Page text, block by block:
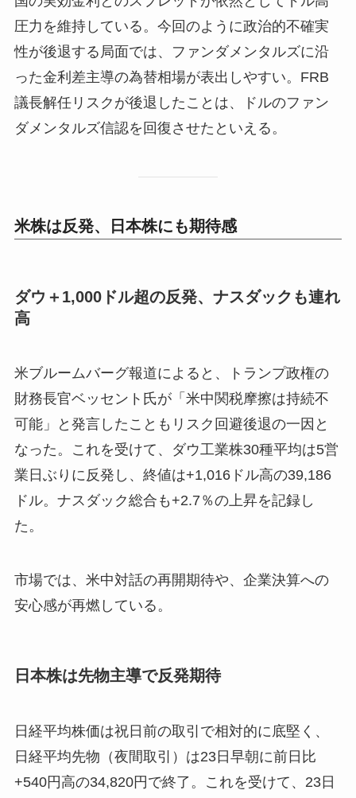
圧力を維持している。今回のように政治的不確実
性が後退する局面では、ファンダメンタルズに沿
った金利差主導の為替相場が表出しやすい。FRB
議長解任リスクが後退したことは、ドルのファン
ダメンタルズ信認を回復させたといえる。
米株は反発、日本株にも期待感
ダウ＋1,000ドル超の反発、ナスダックも連れ
高
米ブルームバーグ報道によると、トランプ政権の
財務長官ベッセント氏が「米中関税摩擦は持続不
可能」と発言したこともリスク回避後退の一因と
なった。これを受けて、ダウ工業株30種平均は5営
業日ぶりに反発し、終値は+1,016ドル高の39,186
ドル。ナスダック総合も+2.7％の上昇を記録し
た。
市場では、米中対話の再開期待や、企業決算への
安心感が再燃している。
日本株は先物主導で反発期待
日経平均株価は祝日前の取引で相対的に底堅く、
日経平均先物（夜間取引）は23日早朝に前日比
+540円高の34,820円で終了。これを受けて、23日